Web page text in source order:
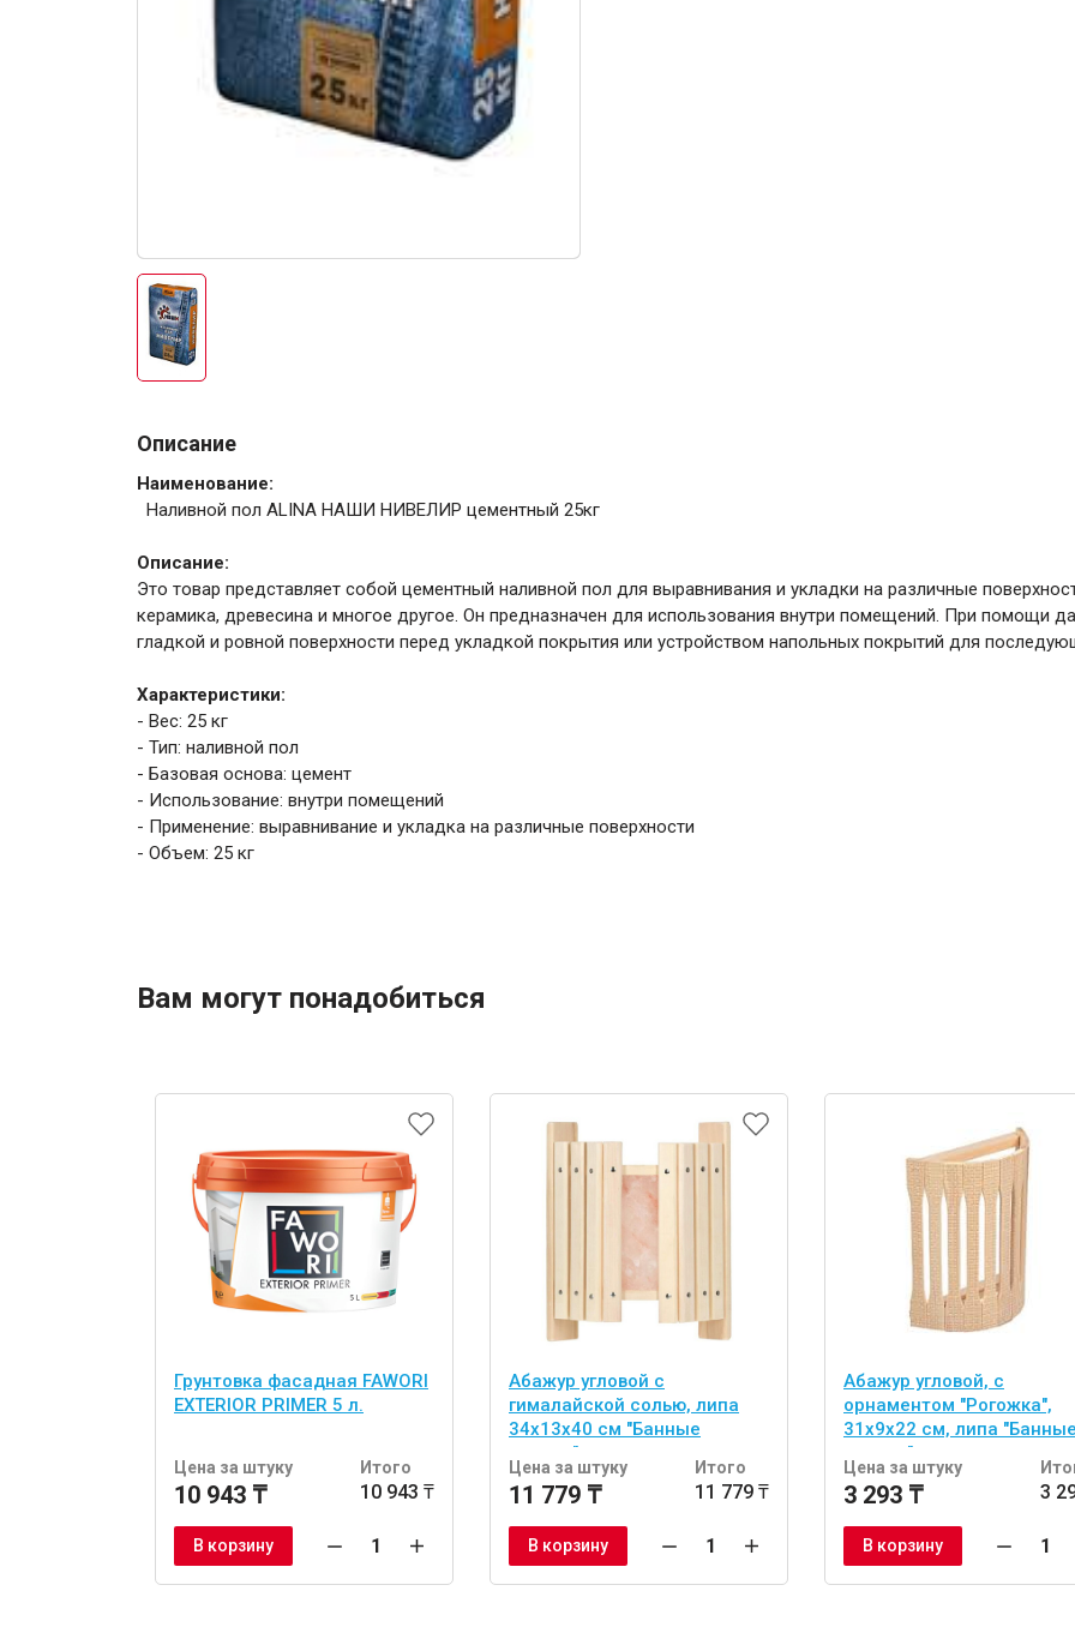
Описание
Наименование:
Наливной пол ALINA НАШИ НИВЕЛИР цементный 25кг
Описание:
Это товар представляет собой цементный наливной пол для выравнивания и укладки на различные
керамика, древесина и многое другое. Он предназначен для использования внутри помещений. При помощи
гладкой и ровной поверхности перед укладкой покрытия или устройством напольных покрытий для
Характеристики:
- Вес: 25 кг
- Тип: наливной пол
- Базовая основа: цемент
- Использование: внутри помещений
- Применение: выравнивание и укладка на различные поверхности
- Объем: 25 кг
Вам могут понадобиться
Грунтовка фасадная FAWORI
EXTERIOR PRIMER 5 л.
Цена за штуку
10 943 ₸
Итого
10 943 ₸
В корзину
Абажур угловой с
гималайской солью, липа
34х13х40 см "Банные
штучки"
Цена за штуку
11 779 ₸
Итого
11 779 ₸
В корзину
Абажур угловой, с
орнаментом "Рогожка",
31х9х22 см, липа "Банные
штучки"
Цена за штуку
3 293 ₸ 3
В корзину
Крепежи
Монтажные ленты
Канаты, шнуры